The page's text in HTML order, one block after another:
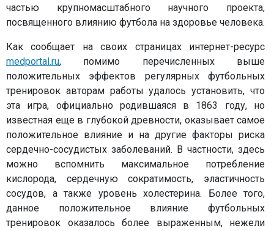
частью крупномасштабного научного проекта,
посвященного влиянию футбола на здоровье человека.
Как сообщает на своих страницах интернет-ресурс
medportal.ru, помимо перечисленных выше
положительных эффектов регулярных футбольных
тренировок авторам работы удалось установить, что
эта игра, официально родившаяся в 1863 году, но
известная еще в глубокой древности, оказывает самое
положительное влияние и на другие факторы риска
сердечно-сосудистых заболеваний. В частности, здесь
можно вспомнить максимальное потребление
кислорода, сердечную сократимость, эластичность
сосудов, а также уровень холестерина. Более того,
данное положительное влияние футбольных
тренировок оказалось более выраженным, нежели